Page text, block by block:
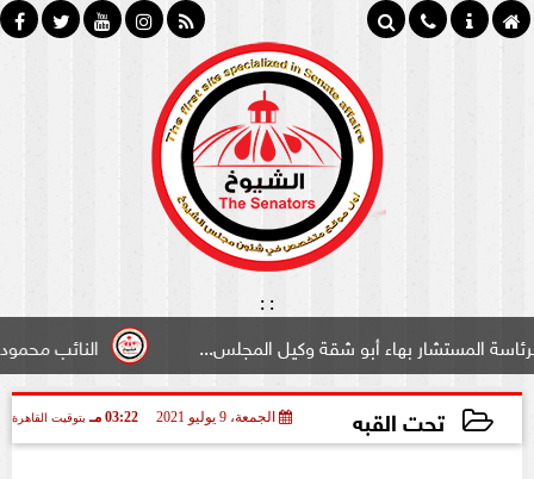
:
:
النائب محمود
بهاء أبو شقة وكيل المجلس...
تحت القبه الجمعة، 9 يوليو 2021 03:22 مـ بتوقيت القاهرة